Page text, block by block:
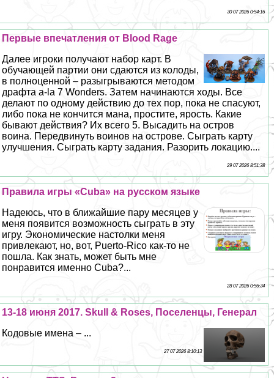
30 07 2026 0:54:16
Первые впечатления от Blood Rage
Далее игроки получают набор карт. В
обучающей партии они сдаются из колоды,
в полноценной – разыгрываются методом
драфта a-la 7 Wonders. Затем начинаются ходы. Все
делают по одному действию до тех пор, пока не спасуют,
либо пока не кончится мана, простите, ярость. Какие
бывают действия? Их всего 5. Высадить на остров
воина. Передвинуть воинов на острове. Сыграть карту
улучшения. Сыграть карту задания. Разорить локацию....
29 07 2026 8:51:38
Правила игры «Cuba» на русском языке
Надеюсь, что в ближайшие пару месяцев у
меня появится возможность сыграть в эту
игру. Экономические настолки меня
привлекают, но, вот, Puerto-Rico как-то не
пошла. Как знать, может быть мне
понравится именно Cuba?...
28 07 2026 0:56:34
13-18 июня 2017. Skull & Roses, Поселенцы, Генерал
Кодовые имена – ...
27 07 2026 8:10:13